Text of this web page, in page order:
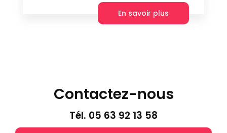
En savoir plus
Contactez-nous
Tél. 05 63 92 13 58